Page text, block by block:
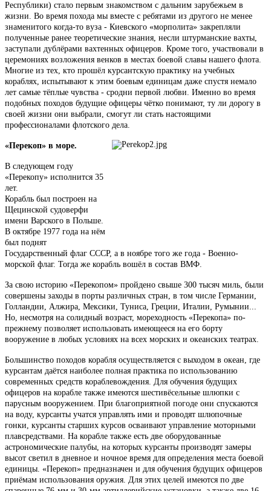
Республики) стало первым знакомством с дальним зарубежьем в
жизни. Во время похода мы вместе с ребятами из другого не менее
знаменитого когда-то вуза - Киевского «морполита» закрепляли
полученные ранее теоретические знания, несли штурманские вахты,
заступали дублёрами вахтенных офицеров. Кроме того, участвовали в
церемониях возложения венков в местах боевой славы нашего флота.
Многие из тех, кто прошёл курсантскую практику на учебных
кораблях, испытывают к этим боевым единицам даже спустя немало
лет самые тёплые чувства - сродни первой любви. Именно во время
подобных походов будущие офицеры чётко понимают, ту ли дорогу в
своей жизни они выбрали, смогут ли стать настоящими
профессионалами флотского дела.
«Перекоп» в море.
В следующем году
«Перекопу» исполнится 35
лет.
Корабль был построен на
Щецинской судоверфи
имени Варского в Польше.
В октябре 1977 года на нём
был поднят
Государственный флаг СССР, а в ноябре того же года - Военно-
морской флаг. Тогда же корабль вошёл в состав ВМФ.
За свою историю «Перекопом» пройдено свыше 300 тысяч миль, были
совершены заходы в порты различных стран, в том числе Германии,
Голландии, Алжира, Мексики, Туниса, Греции, Италии, Румынии...
Но, несмотря на солидный возраст, мореходность «Перекопа» по-
прежнему позволяет использовать имеющееся на его борту
вооружение в любых условиях на всех морских и океанских театрах.
Большинство походов корабля осуществляется с выходом в океан, где
курсантам даётся наиболее полная практика по использованию
современных средств кораблевождения. Для обучения будущих
офицеров на корабле также имеются шестивёсельные шлюпки с
парусным вооружением. При благоприятной погоде они спускаются
на воду, курсанты учатся управлять ими и проводят шлюпочные
гонки, курсанты старших курсов осваивают управление моторными
плавсредствами. На корабле также есть две оборудованные
астрономические палубы, на которых курсанты производят замеры
высот светил в дневное и ночное время для определения места боевой
единицы. «Перекоп» предназначен и для обучения будущих офицеров
приёмам использования оружия. Для этих целей имеются по две